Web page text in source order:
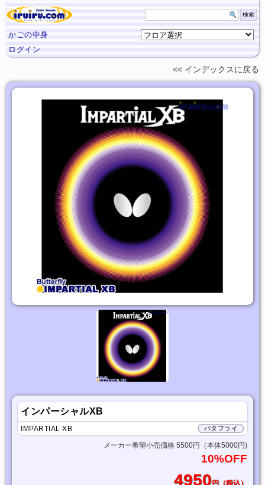
かごの中身
ログイン
インデックスに 戻る
インパーシャルXB
バタフライ
IMPARTIAL XB
メーカー希望小売価格 5500円（本体5000円)
10%OFF
4950円（税込）